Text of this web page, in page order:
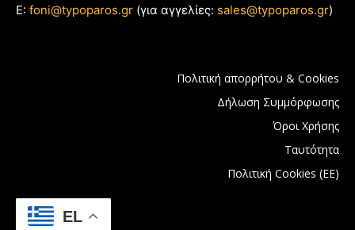
E: foni@typoparos.gr (για αγγελίες: sales@typoparos.gr)
Πολιτική απορρήτου & Cookies
Δήλωση Συμμόρφωσης
Όροι Χρήσης
Ταυτότητα
Πολιτική Cookies (ΕΕ)
EL